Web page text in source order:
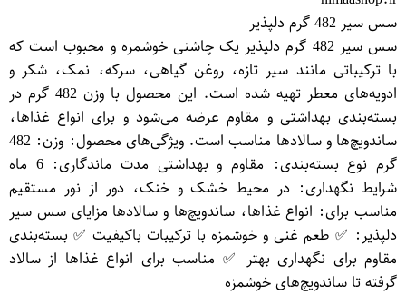
سس سیر 482 گرم دلپذیر
سس سیر 482 گرم دلپذیر یک چاشنی خوشمزه و محبوب است که
با ترکیباتی مانند سیر تازه، روغن گیاهی، سرکه، نمک، شکر و
ادویه‌های معطر تهیه شده است. این محصول با وزن 482 گرم در
بسته‌بندی بهداشتی و مقاوم عرضه می‌شود و برای انواع غذاها،
ساندویچ‌ها و سالادها مناسب است. ویژگی‌های محصول: وزن: 482
گرم نوع بسته‌بندی: مقاوم و بهداشتی مدت ماندگاری: 6 ماه
شرایط نگهداری: در محیط خشک و خنک، دور از نور مستقیم
مناسب برای: انواع غذاها، ساندویچ‌ها و سالادها مزایای سس سیر
دلپذیر: ✅ طعم غنی و خوشمزه با ترکیبات باکیفیت ✅ بسته‌بندی
مقاوم برای نگهداری بهتر ✅ مناسب برای انواع غذاها از سالاد
گرفته تا ساندویچ‌های خوشمزه